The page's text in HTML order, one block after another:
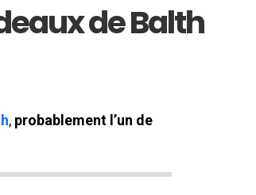
de Balth
, probablement l’un de